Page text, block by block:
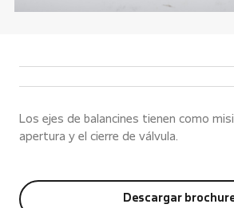
Los ejes de balancines tienen como
apertura y el cierre de válvula.
Descargar